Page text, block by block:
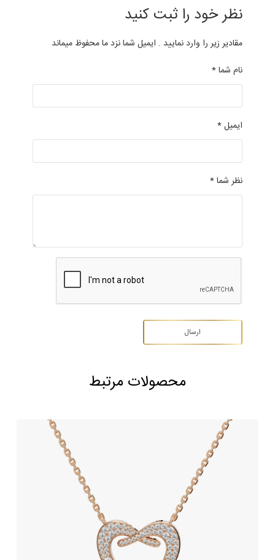
نظر خود را ثبت کنید
مقادیر زیر را وارد نمایید . ایمیل شما نزد ما محفوظ میماند
نام شما *
ایمیل *
نظر شما *
محصولات مرتبط
گردنبند جواهر طرح گلدن سوآن
520,750,000 تومان